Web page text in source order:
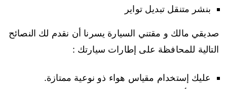
بنشر متنقل تبديل تواير
صديقي مالك و مقتني السيارة يسرنا أن نقدم لك النصائح
التالية للمحافظة على إطارات سيارتك :
عليك إستخدام مقياس هواء ذو نوعية ممتازة.